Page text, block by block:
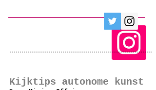
Kijktips autonome kunst